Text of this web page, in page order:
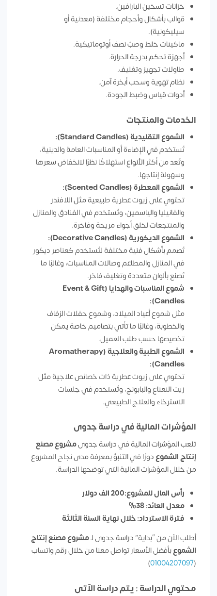
خزانات تسخين البارافين.
قوالب بأشكال وأحجام مختلفة (معدنية أو
سيليكونية).
ماكينات خلط وصبّ نصف أوتوماتيكية.
أجهزة تحكم بدرجة الحرارة.
طاولات تجهيز وتغليف.
نظام تهوية وسحب أبخرة آمن.
أدوات قياس وضبط الجودة.
الخدمات والمنتجات
الشموع التقليدية (Standard Candles):
تُستخدم في الإضاءة أو المناسبات العامة والدينية،
وتُعد من أكثر الأنواع استهلاكًا نظرًا لانخفاض سعرها
وسهولة إنتاجها.
الشموع المعطرة (Scented Candles):
تحتوي على زيوت عطرية طبيعية مثل اللافندر
والفانيليا والياسمين، وتُستخدم في الفنادق والمنازل
والمنتجعات لخلق أجواء مريحة وفاخرة.
الشموع الديكورية (Decorative Candles):
تُصمم بأشكال فنية مختلفة لتُستخدم كعناصر ديكور
في المنازل والمطاعم وصالات المناسبات، وغالبًا ما
تُصنع بألوان متعددة وتغليف فاخر.
شموع المناسبات والهدايا (Event & Gift
Candles):
مثل شموع أعياد الميلاد، وشموع حفلات الزفاف
والخطوبة، وغالبًا ما تأتي بتصاميم خاصة يمكن
تخصيصها حسب طلب العميل.
الشموع الطبية والعلاجية (Aromatherapy
Candles):
تحتوي على زيوت عطرية ذات خصائص علاجية مثل
زيت النعناع والبابونج، وتُستخدم في جلسات
الاسترخاء والعلاج الطبيعي.
المؤشرات المالية في دراسة جدوى
تلعب المؤشرات المالية في دراسة جدوىمشروع مصنع
إنتاج الشموعدورًا في التنبؤ بمعرفة مدى نجاح المشروع
من خلال المؤشرات المالية التي توضحها الدراسة.
رأس المال للمشروع:200 الف دولار
معدل العائد: 38%
فترة الاسترداد: خلال نهاية السنة الثالثة
أطلب الأن من “بداية” دراسة جدوى لـمشروع مصنع إنتاج
الشموعبأفضل الأسعار تواصل معنا من خلال رقم واتساب
(
01004207097
)
محتوي الدراسة : يتم دراسة الآتى